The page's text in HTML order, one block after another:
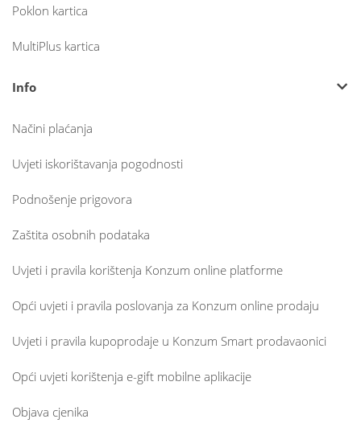
Poklon kartica
MultiPlus kartica
Info
Načini plaćanja
Uvjeti iskorištavanja pogodnosti
Podnošenje prigovora
Zaštita osobnih podataka
Uvjeti i pravila korištenja Konzum online platforme
Opći uvjeti i pravila poslovanja za Konzum online prodaju
Uvjeti i pravila kupoprodaje u Konzum Smart prodavaonici
Opći uvjeti korištenja e-gift mobilne aplikacije
Objava cjenika